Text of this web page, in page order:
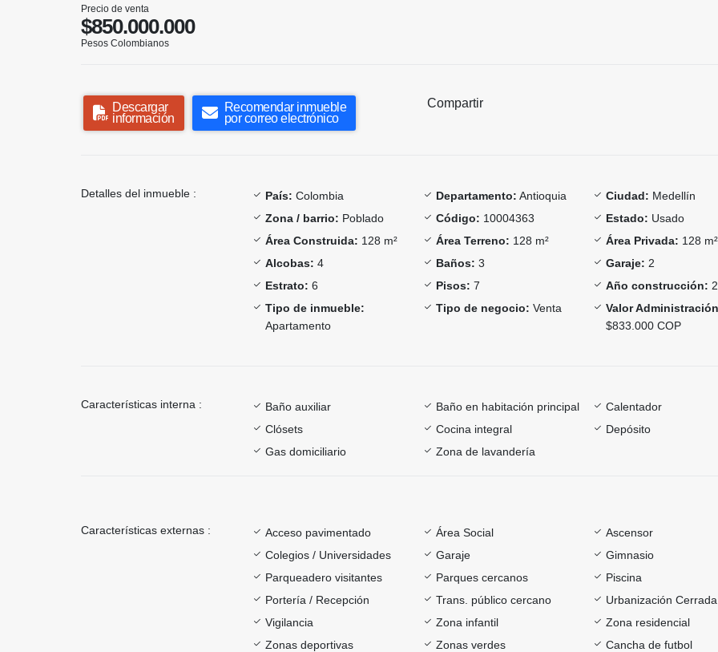
Precio de venta
$850.000.000
Pesos Colombianos
Descargar
información
Recomendar inmueble
por correo electrónico
Compartir
Detalles del inmueble : País: Colombia Departamento: Antioquia Ciudad: Medellín
Zona / barrio: Poblado Código: 10004363 Estado: Usado
Área Construida: 128 m² Área Terreno: 128 m² Área Privada: 128 m²
Alcobas: 4 Baños: 3 Garaje: 2
Estrato: 6 Pisos: 7 Año construcción:
Tipo de inmueble:
Apartamento
Tipo de negocio: Venta
Valor
$833.000 COP
Características interna : Baño auxiliar Baño en habitación principal
Calentador
Clósets
Cocina integral
Depósito
Gas domiciliario
Zona de lavandería
Características externas : Acceso pavimentado Área Social
Ascensor
Colegios / Universidades
Garaje
Gimnasio
Parqueadero visitantes
Parques cercanos
Piscina
Portería / Recepción
Trans. público cercano
Urbanización Cerrada
Vigilancia
Zona infantil
Zona residencial
Zonas deportivas
Zonas verdes Cancha de futbol